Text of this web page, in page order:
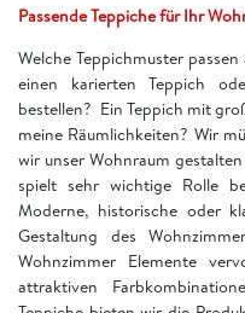
Passende Teppiche für Ihr
Welche Teppichmuster
einen karierten Teppich
bestellen? Ein Teppich mit
meine Räumlichkeiten? Wir
wir unser Wohnraum
spielt sehr wichtige Rolle
Moderne, historische oder
Gestaltung des
Wohnzimmer Elemente
attraktiven